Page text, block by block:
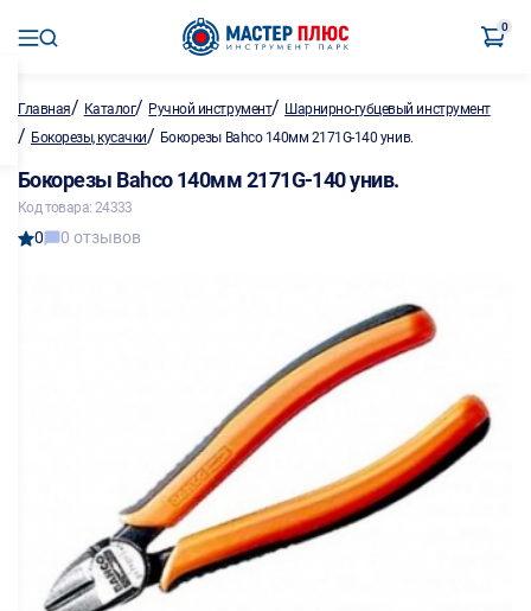
0
Главная/ Каталог/ Ручной инструмент/ Шарнирно-губцевый инструмент
/ Бокорезы, кусачки/ Бокорезы Bahco 140мм 2171G-140 унив.
Бокорезы Bahco 140мм 2171G-140 унив.
Код товара: 24333
0 0 отзывов